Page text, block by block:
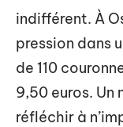
indifférent. À
pression dans
de 110
9,50 euros.
réfléchir à